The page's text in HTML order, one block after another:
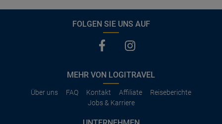
FOLGEN SIE UNS AUF
MEHR VON LOGITRAVEL
Über uns FAQ Kontakt Affiliate
Reiseberichte
Jobs & Karriere